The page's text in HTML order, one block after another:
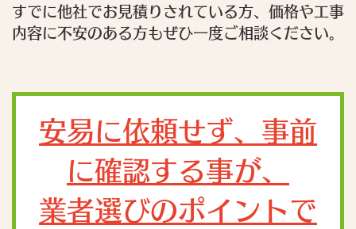
すでに他社でお見積りされている方、価格や工事
内容に不安のある方もぜひ一度ご相談ください。
安易に依頼せず、事前
に確認する事が、
業者選びのポイントで